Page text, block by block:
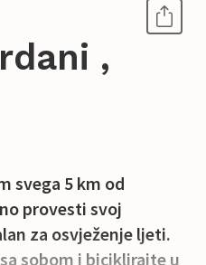
,
svega 5 km od
provesti svoj
za osvježenje ljeti.
sobom i biciklirajte u